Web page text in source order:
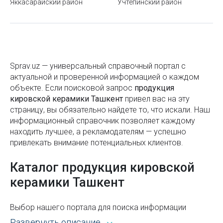
Продукция Daikin
Продукция Danfoss
Продукция Decola
Продукция Delaval
Продукция Deli
Продукция DOOSAN
Продукция Dornier Med Tech
Продукция Duyar
Продукция DYNAPAC
Продукция Echosens by FibroScan
документы, сроки и нюансы
Республиканский кукольный театр Узбекистана в
Ташкенте
Какую коляску можно брать в самолет
Как узнать размер кольца: таблица и полезные
советы
Минэкологии начало принимать жалобы от
населения в сфере экологии через Telegram-бот
Как правильно выбрать чемодан
Яккасарайский район Учтепинский район
Sprav.uz — универсальный справочный портал с
актуальной и проверенной информацией о каждом
объекте. Если поисковой запроc продукция
кировской керамики Ташкент привел вас на эту
страницу, вы обязательно найдете то, что искали. Наш
информационный справочник позволяет каждому
находить лучшее, а рекламодателям — успешно
привлекать внимание потенциальных клиентов.
Каталог продукция кировской
керамики Ташкент
Выбор нашего портала для поиска информации
открывает широкие возможности. Каталог Sprav для